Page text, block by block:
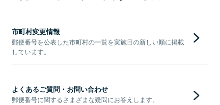
市町村変更情報
郵便番号を公表した市町村の一覧を実施日の新しい順に掲載
しています。
よくあるご質問・お問い合わせ
郵便番号に関するさまざまな疑問にお答えします。